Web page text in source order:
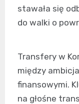
stawała się
do walki o
Transfery w
między
finansowymi.
na głośne